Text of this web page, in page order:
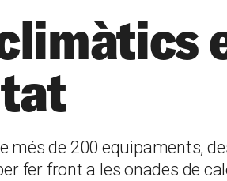
més de 200 equipaments,
fer front a les onades de